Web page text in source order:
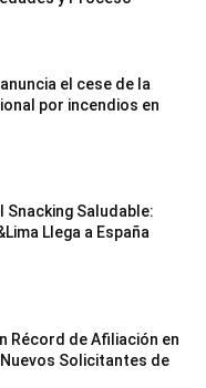
el cese de la
por incendios en
Snacking Saludable:
Llega a España
Récord de Afiliación en
Solicitantes de